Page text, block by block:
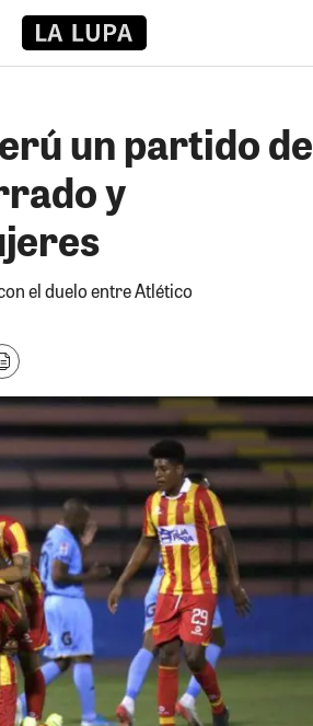
un partido de
y
el duelo entre Atlético